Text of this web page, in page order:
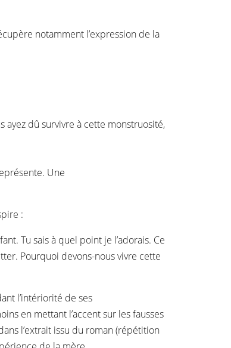
notamment l’expression de la
ayez dû survivre à cette monstruosité,
Une
:
Tu sais à quel point je l’adorais. Ce
Pourquoi devons-nous vivre cette
l’intériorité de ses
en mettant l’accent sur les fausses
l’extrait issu du roman (répétition